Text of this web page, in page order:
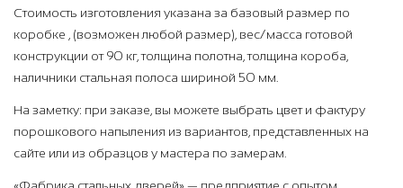
Стоимость изготовления указана за базовый размер по
коробке , (возможен любой размер), вес/масса готовой
конструкции от 90 кг, толщина полотна, толщина короба,
наличники стальная полоса шириной 50 мм.
На заметку: при заказе, вы можете выбрать цвет и фактуру
порошкового напыления из вариантов, представленных на
сайте или из образцов у мастера по замерам.